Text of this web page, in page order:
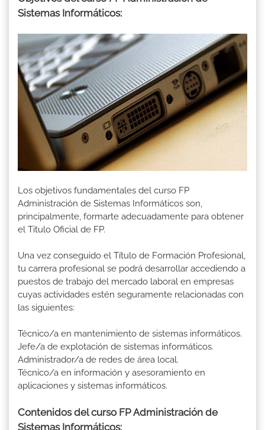
Sistemas Informáticos:
Los objetivos fundamentales del curso FP
Administración de Sistemas Informáticos son,
principalmente, formarte adecuadamente para obtener
el Titulo Oficial de FP.
Una vez conseguido el Título de Formación Profesional,
tu carrera profesional se podrá desarrollar accediendo a
puestos de trabajo del mercado laboral en empresas
cuyas actividades estén seguramente relacionadas con
las siguientes:
Técnico/a en mantenimiento de sistemas informáticos.
Jefe/a de explotación de sistemas informáticos.
Administrador/a de redes de área local.
Técnico/a en información y asesoramiento en
aplicaciones y sistemas informáticos.
Contenidos del curso FP Administración de
Sistemas Informáticos: